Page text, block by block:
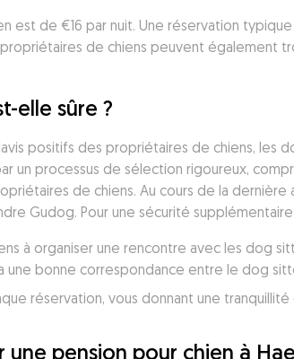
est de €16 par nuit. Une réservation
de chiens peuvent également
elle sûre ?
positifs des propriétaires de chiens, les
un processus de sélection rigoureux,
de chiens. Au cours de la dernière
Gudog. Pour une sécurité supplémentaire
à organiser une rencontre avec les dog
bonne correspondance entre le dog
pension pour chien à